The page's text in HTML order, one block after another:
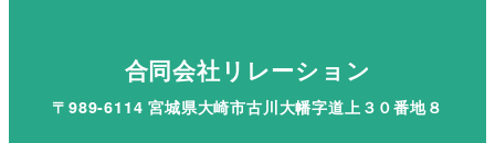
合同会社リレーション
〒989-6114 宮城県大崎市古川大幡字道上３０番地８